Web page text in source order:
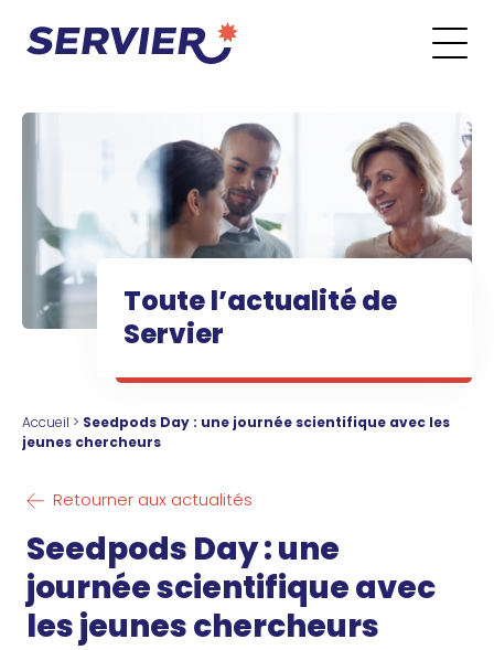
Toute l’actualité de
Servier
Accueil > Seedpods Day : une journée scientifique avec les
jeunes chercheurs
Retourner aux actualités
Seedpods Day : une
journée scientifique avec
les jeunes chercheurs